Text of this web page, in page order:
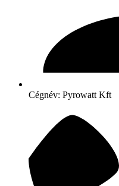
Cégnév: Pyrowatt Kft